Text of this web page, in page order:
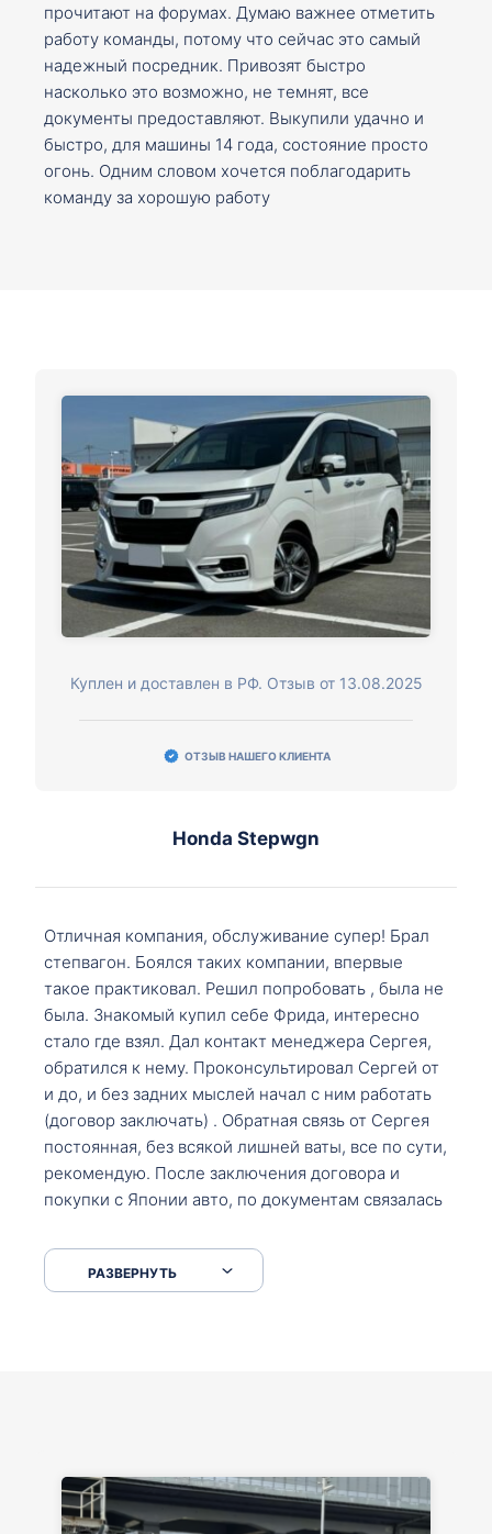
прочитают на форумах. Думаю важнее отметить
работу команды, потому что сейчас это самый
надежный посредник. Привозят быстро
насколько это возможно, не темнят, все
документы предоставляют. Выкупили удачно и
быстро, для машины 14 года, состояние просто
огонь. Одним словом хочется поблагодарить
команду за хорошую работу
Куплен и доставлен в РФ. Отзыв от 13.08.2025
ОТЗЫВ НАШЕГО КЛИЕНТА
Honda Stepwgn
Отличная компания, обслуживание супер! Брал
степвагон. Боялся таких компании, впервые
такое практиковал. Решил попробовать , была не
была. Знакомый купил себе Фрида, интересно
стало где взял. Дал контакт менеджера Сергея,
обратился к нему. Проконсультировал Сергей от
и до, и без задних мыслей начал с ним работать
(договор заключать) . Обратная связь от Сергея
постоянная, без всякой лишней ваты, все по сути,
рекомендую. После заключения договора и
покупки с Японии авто, по документам связалась
что заполнить, куда зайти, образцы и т.д. После
приехал за авто. Меня тепло встретили Сергей с
РАЗВЕРНУТЬ